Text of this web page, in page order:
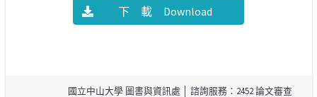
下 載 Download
國立中山大學 圖書與資訊處 │ 諮詢服務：2452 論文審查